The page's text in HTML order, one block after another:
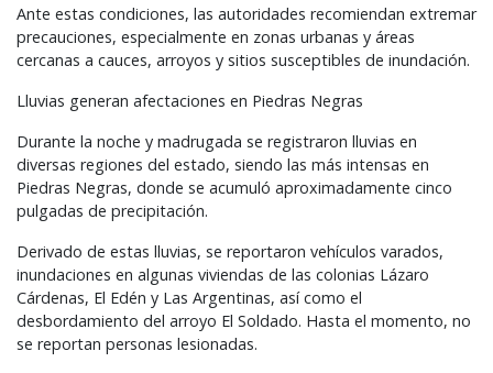
Ante estas condiciones, las autoridades recomiendan extremar
precauciones, especialmente en zonas urbanas y áreas
cercanas a cauces, arroyos y sitios susceptibles de inundación.
Lluvias generan afectaciones en Piedras Negras
Durante la noche y madrugada se registraron lluvias en
diversas regiones del estado, siendo las más intensas en
Piedras Negras, donde se acumuló aproximadamente cinco
pulgadas de precipitación.
Derivado de estas lluvias, se reportaron vehículos varados,
inundaciones en algunas viviendas de las colonias Lázaro
Cárdenas, El Edén y Las Argentinas, así como el
desbordamiento del arroyo El Soldado. Hasta el momento, no
se reportan personas lesionadas.